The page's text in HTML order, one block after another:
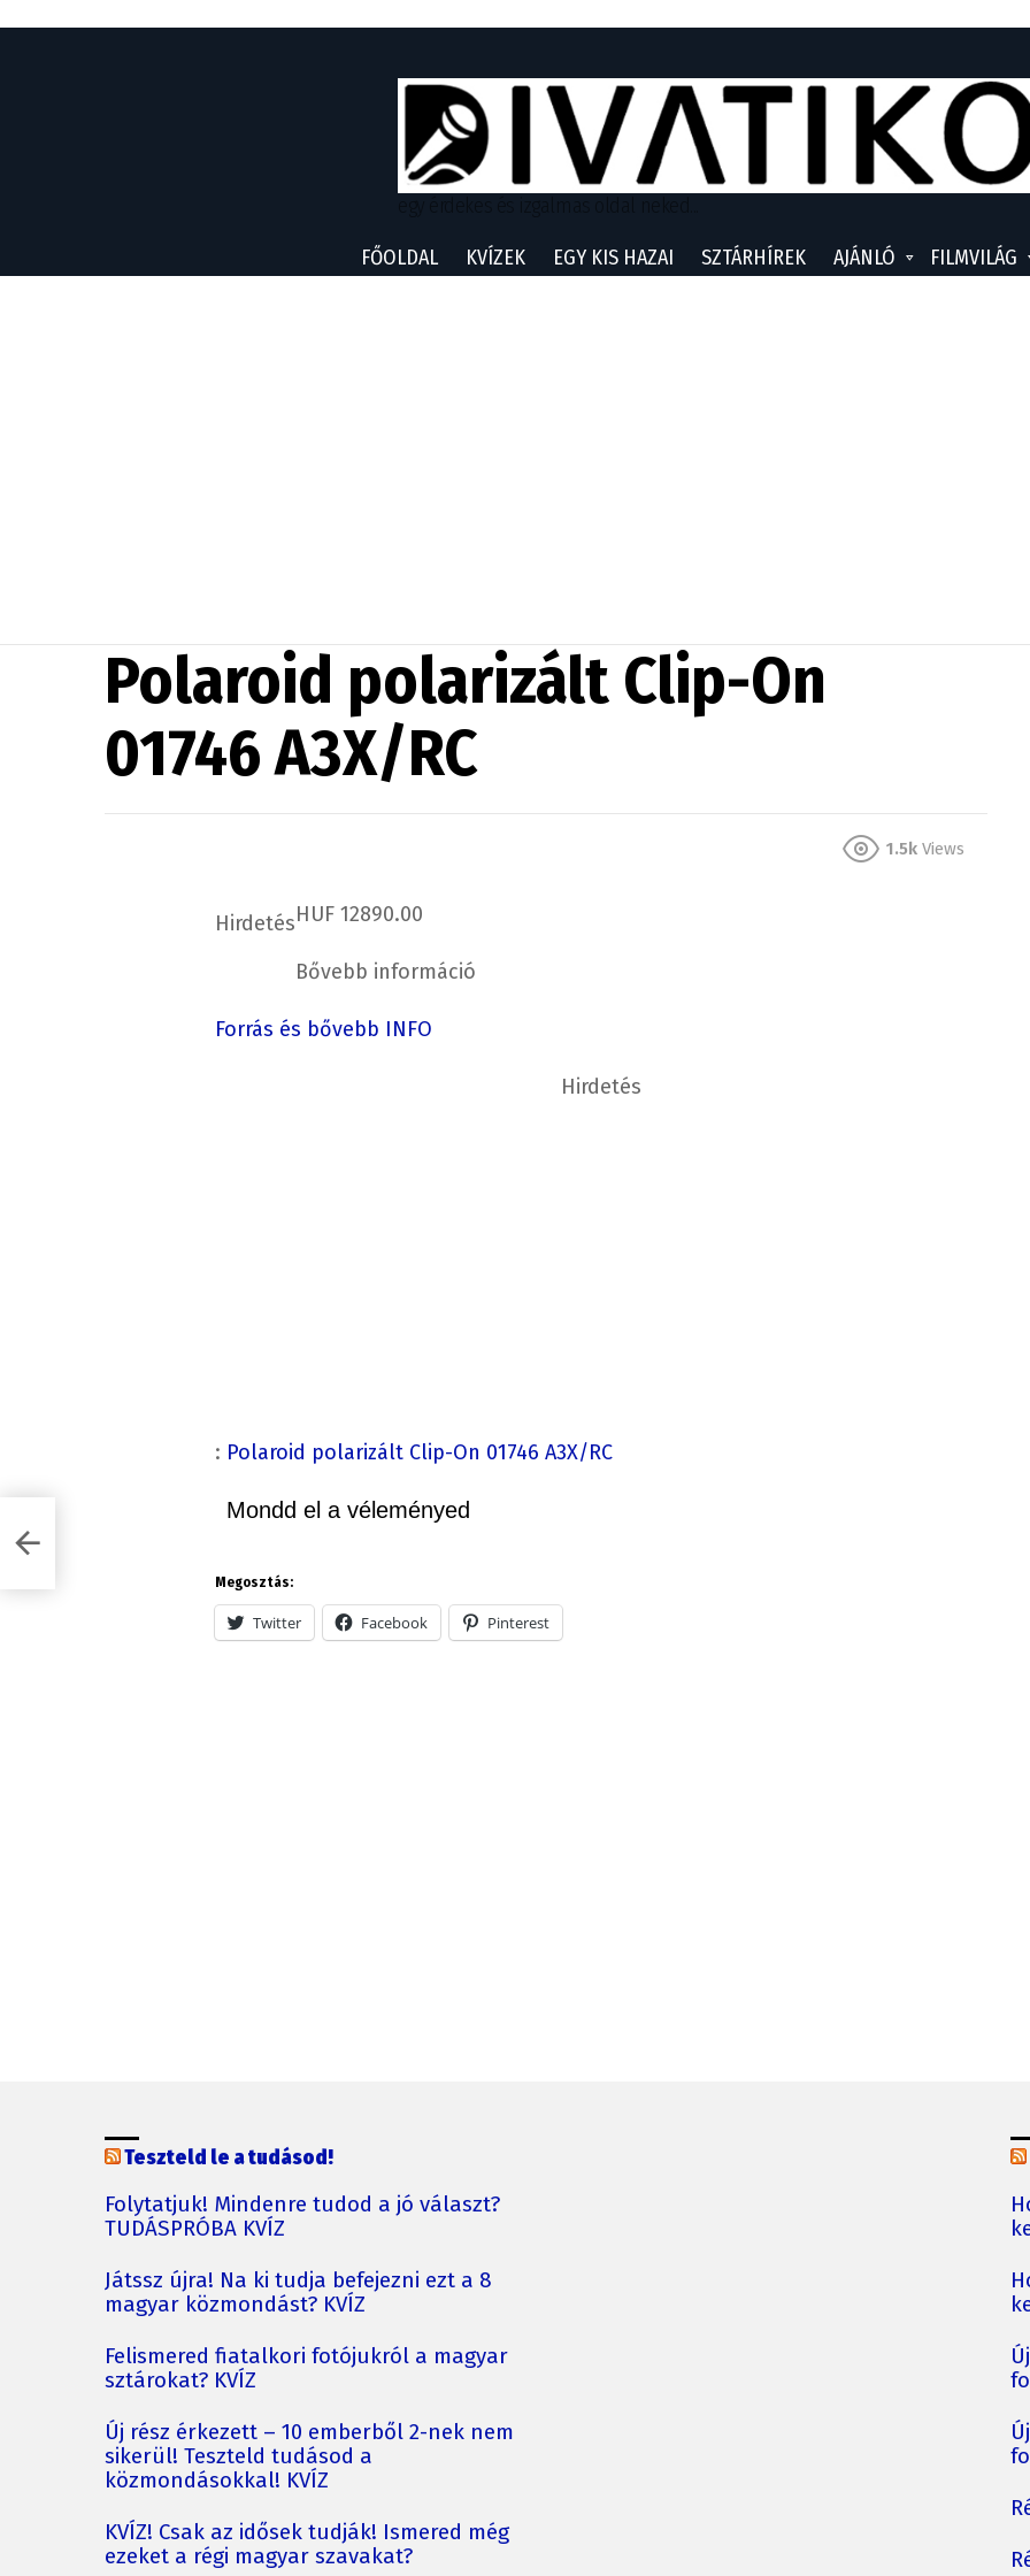
FŐOLDAL KVÍZEK EGY KIS HAZAI SZTÁRHÍREK AJÁNLÓ FILMVILÁG
Polaroid polarizált Clip-On
01746 A3X/RC
1.5k Views
HirdetésHUF 12890.00
Bővebb információ
Forrás és bővebb INFO
Hirdetés
: Polaroid polarizált Clip-On 01746 A3X/RC
Mondd el a véleményed
Megosztás:
Twitter Facebook Pinterest
Teszteld le a tudásod!
Folytatjuk! Mindenre tudod a jó választ?
TUDÁSPRÓBA KVÍZ
Játssz újra! Na ki tudja befejezni ezt a 8
magyar közmondást? KVÍZ
Felismered fiatalkori fotójukról a magyar
sztárokat? KVÍZ
Új rész érkezett – 10 emberből 2-nek nem
sikerül! Teszteld tudásod a
közmondásokkal! KVÍZ
KVÍZ! Csak az idősek tudják! Ismered még
ezeket a régi magyar szavakat?